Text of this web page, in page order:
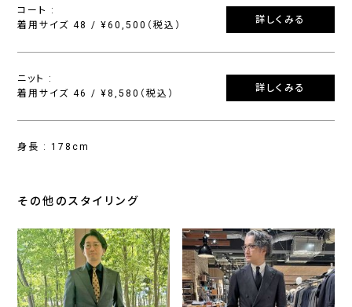
コート :
着用サイズ 48 / ¥60,500（税込）
詳しくみる
ニット :
着用サイズ 46 / ¥8,580（税込）
詳しくみる
身長 : 178cm
その他のスタイリング